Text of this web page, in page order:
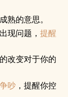
熟的意思。
现问题， 提醒
改变对于你的
争吵，提醒你控